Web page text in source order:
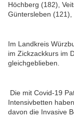
Höchberg (182),
Güntersleben (121),
Im Landkreis
im Zickzackkurs im
gleichgeblieben.
Die mit Covid-19
Intensivbetten
davon die Invasive